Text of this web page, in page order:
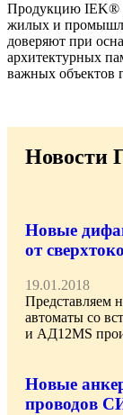
Продукцию IEK®
жилых и
доверяют при
архитектурных
важных объектов
Новости
Новые
от
19.01.2018
Представляем
автоматы со
и АД12MS
Новые
проводов